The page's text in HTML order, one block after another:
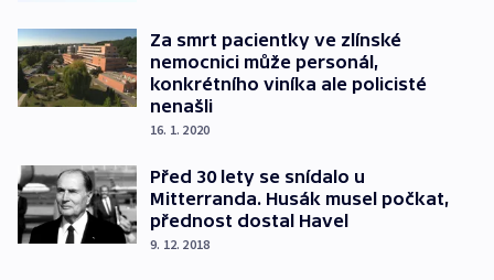
Za smrt pacientky ve zlínské
nemocnici může personál,
konkrétního viníka ale policisté
nenašli
16. 1. 2020
Před 30 lety se snídalo u
Mitterranda. Husák musel počkat,
přednost dostal Havel
9. 12. 2018